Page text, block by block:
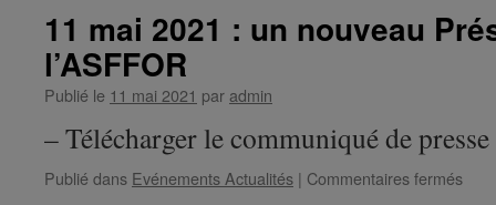
du
prix
sur
11 mai 2021 : un nouveau
l’ASFFOR
Publié le 11 mai 2021 par admin
– Télécharger le communiqué de presse
Publié dans Evénements Actualités | Commentaires fermés